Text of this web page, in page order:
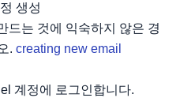
생성
드는 것에 익숙하지 않은 경
. creating new email
계정에 로그인합니다.